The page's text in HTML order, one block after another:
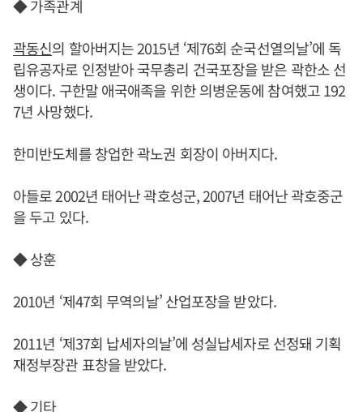
◆ 가족관계
곽동신의 할아버지는 2015년 ‘제76회 순국선열의날’에 독
립유공자로 인정받아 국무총리 건국포장을 받은 곽한소 선
생이다. 구한말 애국애족을 위한 의병운동에 참여했고 192
7년 사망했다.
한미반도체를 창업한 곽노권 회장이 아버지다.
아들로 2002년 태어난 곽호성군, 2007년 태어난 곽호중군
을 두고 있다.
◆ 상훈
2010년 ‘제47회 무역의날’ 산업포장을 받았다.
2011년 ‘제37회 납세자의날’에 성실납세자로 선정돼 기획
재정부장관 표창을 받았다.
◆ 기타